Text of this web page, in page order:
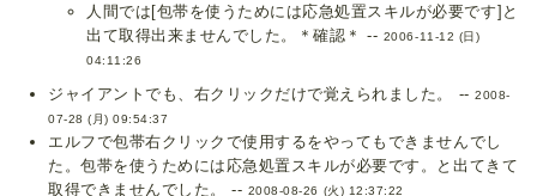
人間では[包帯を使うためには応急処置スキルが必要です]と
出て取得出来ませんでした。＊確認＊ -- 2006-11-12 (日)
04:11:26
ジャイアントでも、右クリックだけで覚えられました。 --2008-
07-28 (月) 09:54:37
エルフで包帯右クリックで使用するをやってもできませんでし
た。包帯を使うためには応急処置スキルが必要です。と出てきて
取得できませんでした。 -- 2008-08-26 (火) 12:37:22